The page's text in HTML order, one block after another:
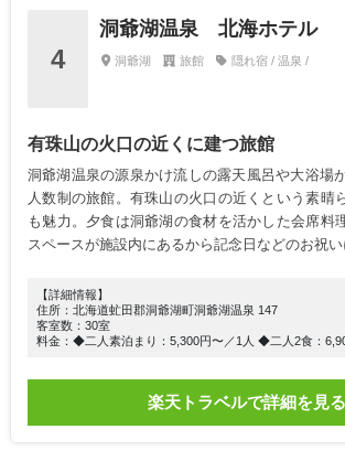
4
洞爺湖温泉 北海ホテル
洞爺湖 旅館 隠れ宿 / 温泉 /
有珠山の火口の近くに建つ旅館
洞爺湖温泉の源泉かけ流しの露天風呂や大浴場
人数制の旅館。有珠山の火口の近くという素晴
も魅力。夕食は洞爺湖の食材を活かした会席料
スペースが施設内にあるから記念日などのお祝い
【詳細情報】
住所：北海道虻田郡洞爺湖町洞爺湖温泉 147
客室数：30室
料金：◆二人素泊まり：5,300円〜／1人 ◆二人2食：
楽天トラベルで詳細を見る